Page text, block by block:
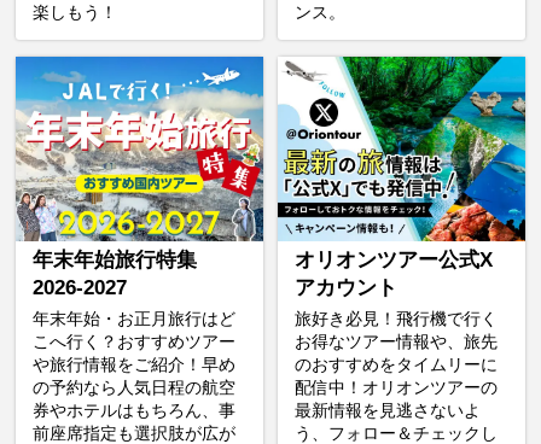
楽しもう！
ンス。
年末年始旅行特集
2026-2027
年末年始・お正月旅行はど
こへ行く？おすすめツアー
や旅行情報をご紹介！早め
の予約なら人気日程の航空
券やホテルはもちろん、事
前座席指定も選択肢が広が
オリオンツアー公式X
アカウント
旅好き必見！飛行機で行く
お得なツアー情報や、旅先
のおすすめをタイムリーに
配信中！オリオンツアーの
最新情報を見逃さないよ
う、フォロー＆チェックし